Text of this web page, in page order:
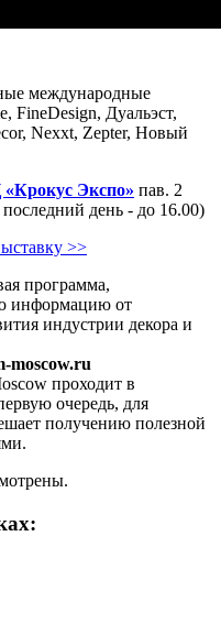
международные
FineDesign, Дуальэст,
Nexxt, Zepter, Новый
Экспо» пав. 2
день - до 16.00)
>>
программа,
информацию от
индустрии декора и
moscow.ru
проходит в
очередь, для
получению полезной